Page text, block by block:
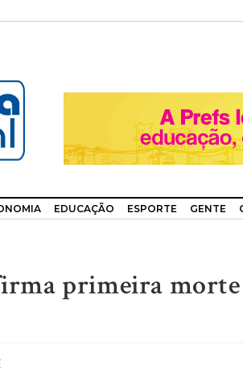
EDUCAÇÃO ESPORTE GENTE
primeira